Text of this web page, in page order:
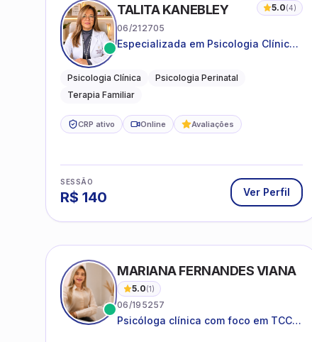
TALITA KANEBLEY 5.0(4)
06/212705
Especializada em Psicologia Clínica
adultos e famílias
Psicologia Clínica
Psicologia Perinatal
Terapia Familiar
CRP ativo Online Avaliações
SESSÃO
R$ 140 Ver Perfil
MARIANA FERNANDES VIANA
5.0(1)
06/195257
Psicóloga clínica com foco em TCC,